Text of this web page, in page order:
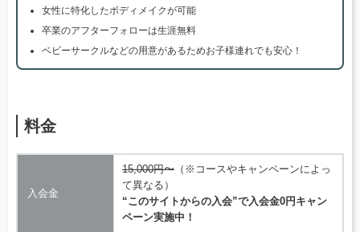
女性に特化したボディメイクが可能
卒業のアフターフォローは生涯無料
ベビーサークルなどの用意があるためお子様連れでも安心！
料金
入会金
15,000円〜 （※コースやキャンペーンによっ
て異なる）
“このサイトからの入会”で入会金0円キャン
ペーン実施中！